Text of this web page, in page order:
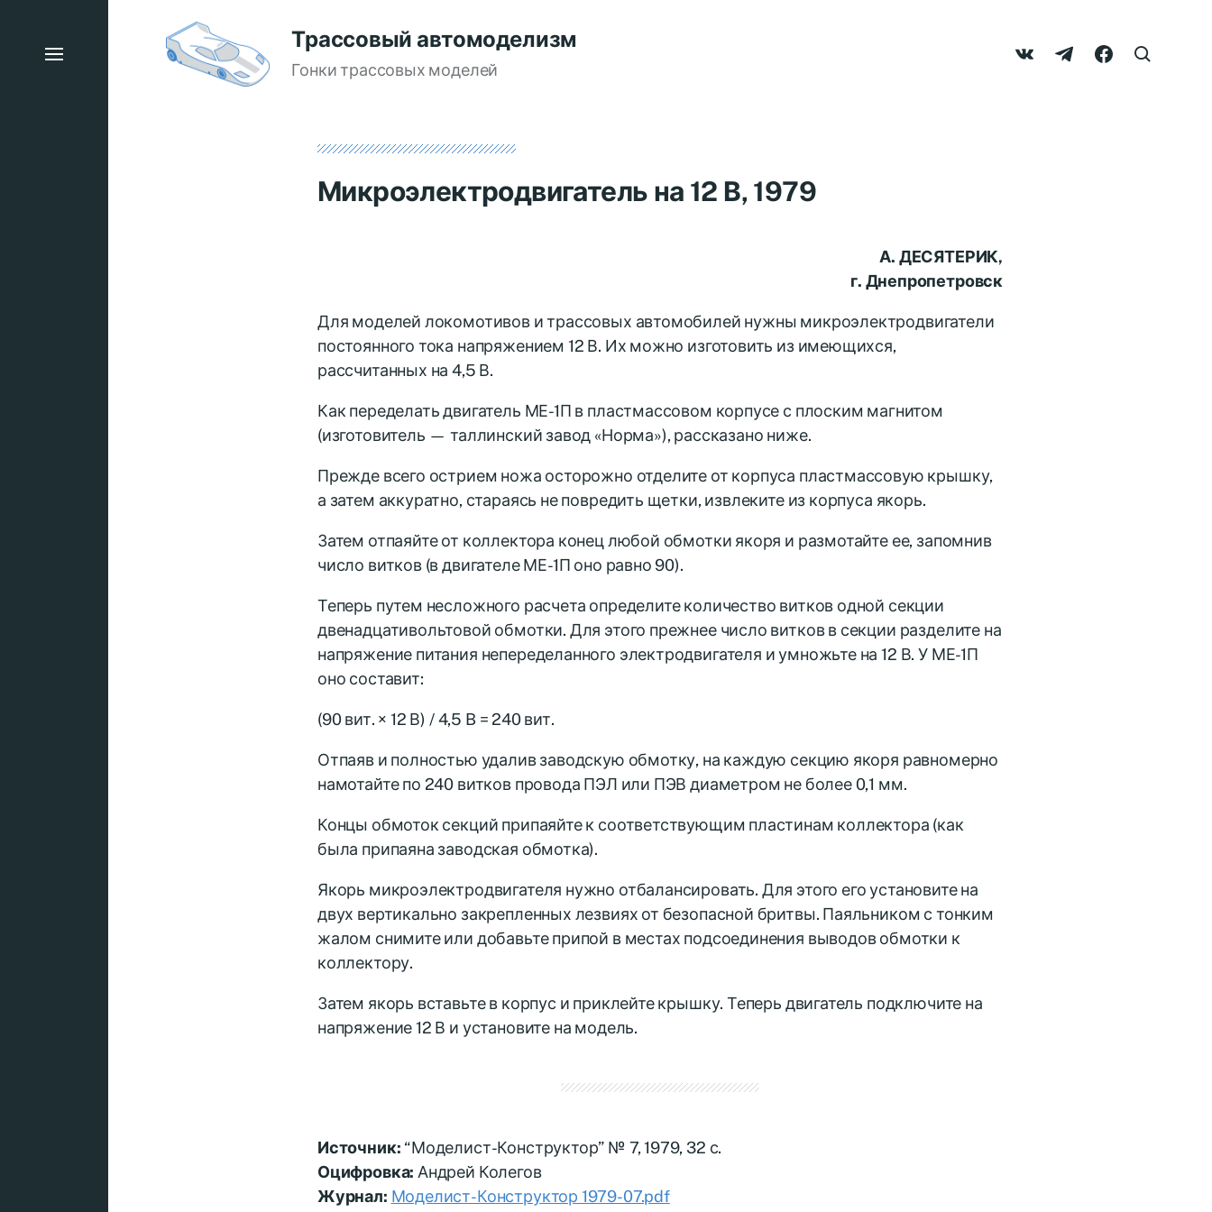
Трассовый автомоделизм
Гонки трассовых моделей
Микроэлектродвигатель на 12 В, 1979
А. ДЕСЯТЕРИК,
г. Днепропетровск
Для моделей локомотивов и трассовых автомобилей нужны микроэлектродвигатели
постоянного тока напряжением 12 В. Их можно изготовить из имеющихся,
рассчитанных на 4,5 В.
Как переделать двигатель ΜΕ-1Π в пластмассовом корпусе с плоским магнитом
(изготовитель — таллинский завод «Норма»), рассказано ниже.
Прежде всего острием ножа осторожно отделите от корпуса пластмассовую крышку,
а затем аккуратно, стараясь не повредить щетки, извлеките из корпуса якорь.
Затем отпаяйте от коллектора конец любой обмотки якоря и размотайте ее, запомнив
число витков (в двигателе МЕ-1П оно равно 90).
Теперь путем несложного расчета определите количество витков одной секции
двенадцативольтовой обмотки. Для этого прежнее число витков в секции разделите на
напряжение питания непеределанного электродвигателя и умножьте на 12 В. У МЕ-1П
оно составит:
(90 вит. × 12 В) / 4,5 B = 240 вит.
Отпаяв и полностью удалив заводскую обмотку, на каждую секцию якоря равномерно
намотайте по 240 витков провода ПЭЛ или ПЭВ диаметром не более 0,1 мм.
Концы обмоток секций припаяйте к соответствующим пластинам коллектора (как
была припаяна заводская обмотка).
Якорь микроэлектродвигателя нужно отбалансировать. Для этого его установите на
двух вертикально закрепленных лезвиях от безопасной бритвы. Паяльником с тонким
жалом снимите или добавьте припой в местах подсоединения выводов обмотки к
коллектору.
Затем якорь вставьте в корпус и приклейте крышку. Теперь двигатель подключите на
напряжение 12 В и установите на модель.
Источник: “Моделист-Конструктор” № 7, 1979, 32 с.
Оцифровка: Андрей Колегов
Журнал: Моделист-Конструктор 1979-07.pdf